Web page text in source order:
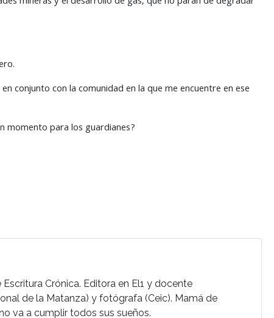
conjunto con la comunidad en la que me encuentre en ese
momento para los guardianes?
Crónica. Editora en El1 y docente
de la Matanza) y fotógrafa (Ceic). Mamá de
va a cumplir todos sus sueños.